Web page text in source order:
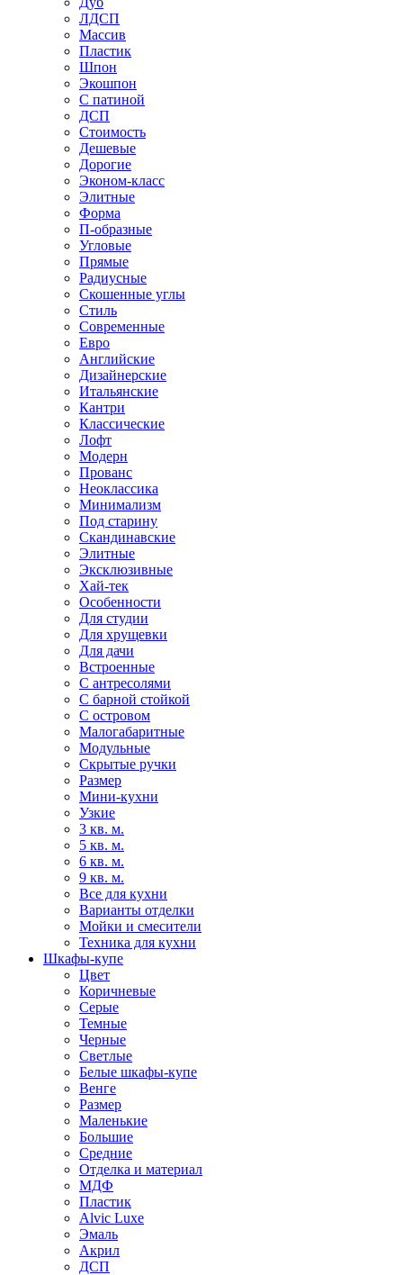
ЛДСП
Массив
Пластик
Шпон
Экошпон
С патиной
ДСП
Стоимость
Дешевые
Дорогие
Эконом-класс
Элитные
Форма
П-образные
Угловые
Прямые
Радиусные
Скошенные углы
Стиль
Современные
Евро
Английские
Дизайнерские
Итальянские
Кантри
Классические
Лофт
Модерн
Прованс
Неоклассика
Минимализм
Под старину
Скандинавские
Элитные
Эксклюзивные
Хай-тек
Особенности
Для студии
Для хрущевки
Для дачи
Встроенные
С антресолями
С барной стойкой
С островом
Малогабаритные
Модульные
Скрытые ручки
Размер
Мини-кухни
Узкие
3 кв. м.
5 кв. м.
6 кв. м.
9 кв. м.
Все для кухни
Варианты отделки
Мойки и смесители
Техника для кухни
Шкафы-купе
Цвет
Коричневые
Серые
Темные
Черные
Светлые
Белые шкафы-купе
Венге
Размер
Маленькие
Большие
Средние
Отделка и материал
МДФ
Пластик
Alvic Luxe
Эмаль
Акрил
ДСП